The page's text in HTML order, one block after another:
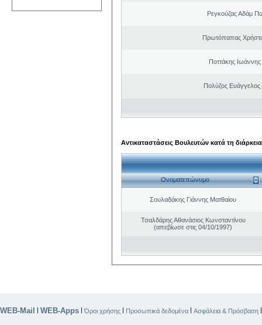
Ρεγκούζας Αδάμ
Πρωτόπαπας
Ποττάκης
Πολύζος Ευάγγελος
Αντικαταστάσεις Βουλευτών κατά τη
Ονοματεπώνυμο
Σουλαδάκης Γιάννης Ματθαίου
Τσαλδάρης Αθανάσιος Κωνσταντίνου
(απεβίωσε στις 04/10/1997)
WEB-Mail | WEB-Apps |Όροι χρήσης | Προσωπικά δεδομένα | Ασφάλεια & Πρόσβαση